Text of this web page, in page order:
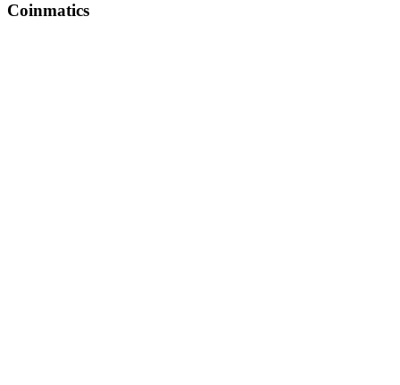
Coinmatics